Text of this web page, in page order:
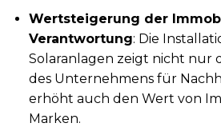
Wertsteigerung der
Verantwortung: Die
Solaranlagen zeigt nicht nur
des Unternehmens für
erhöht auch den Wert von
Marken.